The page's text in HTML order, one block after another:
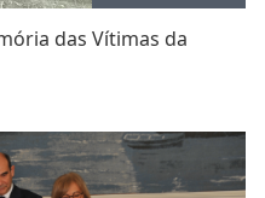
das Vítimas da